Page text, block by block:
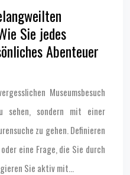
Sie jedes
Abenteuer
Museumsbesuch
sondern mit einer
zu gehen. Definieren
eine Frage, die Sie durch
Sie aktiv mit…